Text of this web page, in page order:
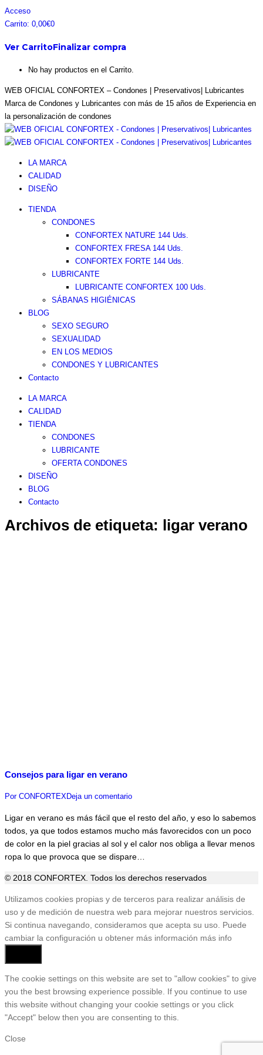
Saltar
al
Facebook
page
in
Instagram
page
in
Pinterest
page
in
Twitter
page
in
Acceso
Carrito: 0,00€0
Ver CarritoFinalizar compra
No hay productos en el Carrito.
WEB OFICIAL CONFORTEX – Condones | Preservativos| Lubricantes
Marca de Condones y Lubricantes con más de 15 años de Experiencia en
la personalización de condones
LA MARCA
CALIDAD
DISEÑO
TIENDA
CONDONES
CONFORTEX NATURE 144 Uds.
CONFORTEX FRESA 144 Uds.
CONFORTEX FORTE 144 Uds.
LUBRICANTE
LUBRICANTE CONFORTEX 100 Uds.
SÁBANAS HIGIÉNICAS
BLOG
SEXO SEGURO
SEXUALIDAD
EN LOS MEDIOS
CONDONES Y LUBRICANTES
Contacto
LA MARCA
CALIDAD
TIENDA
CONDONES
LUBRICANTE
OFERTA CONDONES
DISEÑO
BLOG
Contacto
Archivos de etiqueta: ligar verano
Consejos para ligar en verano
Por CONFORTEXDeja un comentario
Ligar en verano es más fácil que el resto del año, y eso lo sabemos
todos, ya que todos estamos mucho más favorecidos con un poco
de color en la piel gracias al sol y el calor nos obliga a llevar menos
ropa lo que provoca que se dispare…
© 2018 CONFORTEX. Todos los derechos reservados
Ir
a
Tienda
Utilizamos cookies propias y de terceros para realizar análisis de
uso y de medición de nuestra web para mejorar nuestros servicios.
Si continua navegando, consideramos que acepta su uso. Puede
cambiar la configuración u obtener más información más info
The cookie settings on this website are set to "allow cookies" to give
you the best browsing experience possible. If you continue to use
this website without changing your cookie settings or you click
"Accept" below then you are consenting to this.
Close